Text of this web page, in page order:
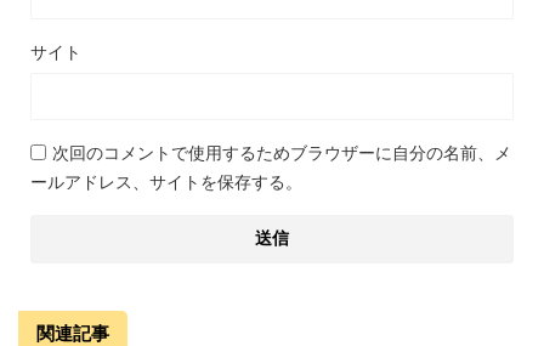
サイト
次回のコメントで使用するためブラウザーに自分の名前、メ
ールアドレス、サイトを保存する。
関連記事